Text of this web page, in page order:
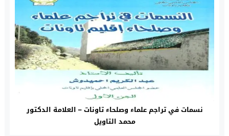
نسمات في تراجم علماء وصلحاء تاونات – العلامة الدكتور
محمد التاويل